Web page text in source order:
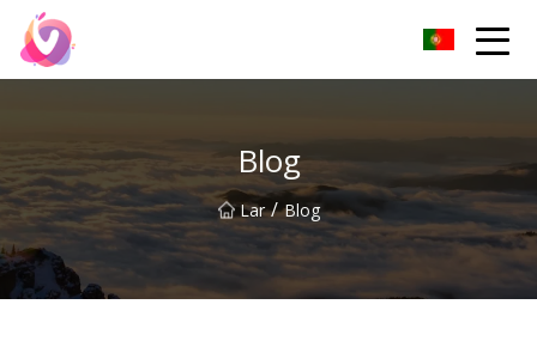
Blog
Lar / Blog